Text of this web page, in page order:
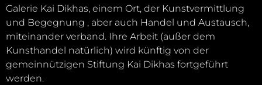
Galerie Kai Dikhas, einem Ort, der Kunstvermittlung
und Begegnung , aber auch Handel und Austausch,
miteinander verband. Ihre Arbeit (außer dem
Kunsthandel natürlich) wird künftig von der
gemeinnützigen Stiftung Kai Dikhas fortgeführt
werden.